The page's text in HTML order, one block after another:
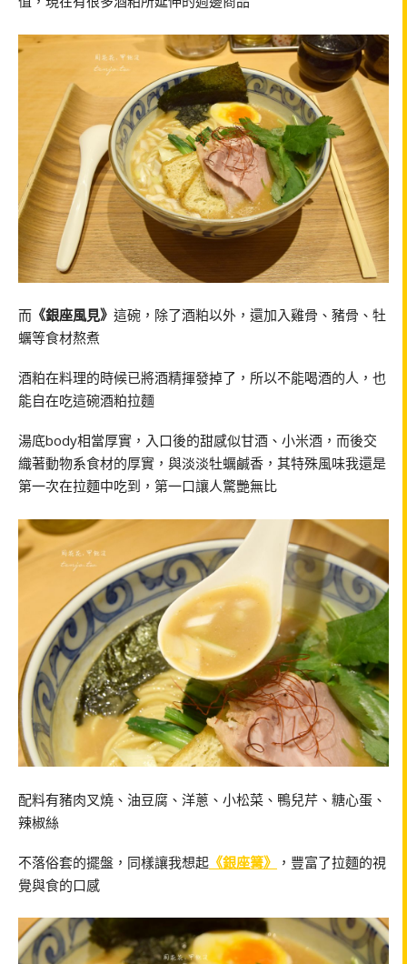
而 《銀座風見》 這碗，除了酒粕以外，還加入雞骨、豬骨、牡
蠣等食材熬煮
酒粕在料理的時候已將酒精揮發掉了，所以不能喝酒的人，也
能自在吃這碗酒粕拉麵
湯底body相當厚實，入口後的甜感似甘酒、小米酒，而後交
織著動物系食材的厚實，與淡淡牡蠣鹹香，其特殊風味我還是
第一次在拉麵中吃到，第一口讓人驚艷無比
配料有豬肉叉燒、油豆腐、洋蔥、小松菜、鴨兒芹、糖心蛋、
辣椒絲
不落俗套的擺盤，同樣讓我想起 《銀座篝》
，豐富了拉麵的視
覺與食的口感